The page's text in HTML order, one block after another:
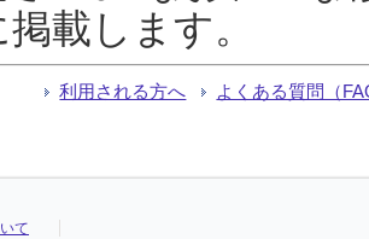
載します。
利用される方へ よくある質問（
て